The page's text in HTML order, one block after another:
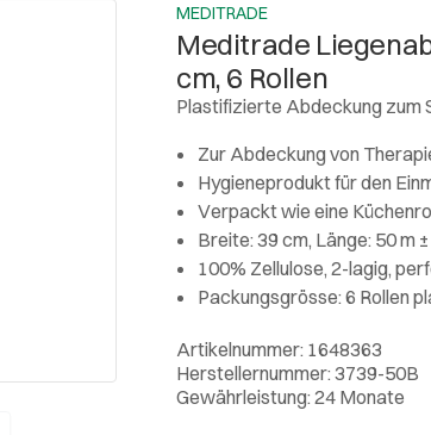
MEDITRADE
Meditrade
cm, 6 Rollen
Plastifizierte Abdeckung zum
Zur Abdeckung von
Hygieneprodukt für den
Verpackt wie eine
Breite: 39 cm, Länge: 50 m
100% Zellulose, 2-lagig,
Packungsgrösse: 6 Rollen
Artikelnummer: 1648363
Herstellernummer: 3739-50B
Gewährleistung: 24 Monate